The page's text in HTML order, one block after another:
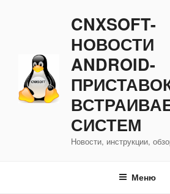
CNXSOFT-
НОВОСТИ
ANDROID-
СИСТЕМ
Новости, инструкции,
Меню